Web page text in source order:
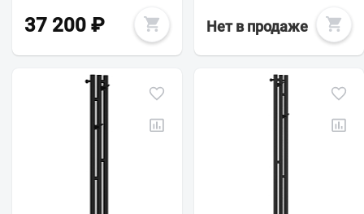
37 200 ₽ Нет в продаже